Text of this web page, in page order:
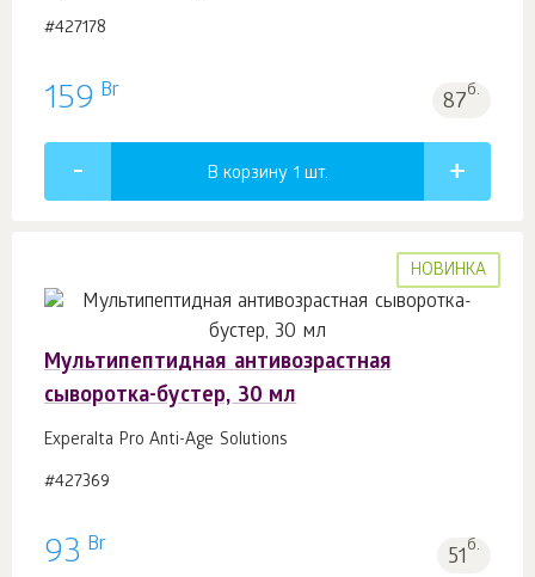
#427178
159 Br 87б.
В корзину 1 шт.
НОВИНКА
Мультипептидная антивозрастная
сыворотка-бустер, 30 мл
Experalta Pro Anti-Age Solutions
#427369
93 Br 51б.